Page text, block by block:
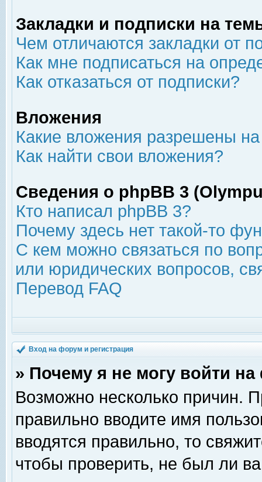
Закладки и подписки на
Чем отличаются закладки от
Как мне подписаться на
Как отказаться от подписки?
Вложения
Какие вложения разрешены
Как найти свои вложения?
Сведения о phpBB 3
Кто написал phpBB 3?
Почему здесь нет такой-то
С кем можно связаться по
или юридических вопросов,
Перевод FAQ
Вход на форум и регистрация
» Почему я не могу войти
Возможно несколько причин.
правильно вводите имя
вводятся правильно, то
чтобы проверить, не был ли